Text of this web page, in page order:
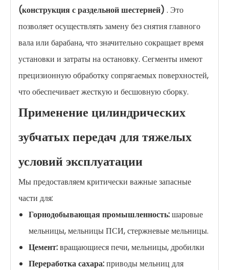
(конструкция с раздельной шестерней) . Это
позволяет осуществлять замену без снятия главного
вала или барабана, что значительно сокращает время
установки и затраты на остановку. Сегменты имеют
прецизионную обработку сопрягаемых поверхностей,
что обеспечивает жесткую и бесшовную сборку.
Применение цилиндрических
зубчатых передач для тяжелых
условий эксплуатации
Мы предоставляем критически важные запасные
части для:
Горнодобывающая промышленность:шаровые
мельницы, мельницы ПСИ, стержневые мельницы.
Цемент:вращающиеся печи, мельницы, дробилки
Переработка сахара:приводы мельниц для